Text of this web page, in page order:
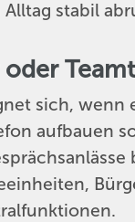
stabil
sich,
aufbauen